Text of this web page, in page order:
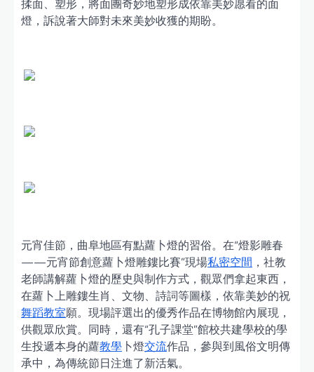
揉面、塑形，將面團奇妙地塑形成依靠美妙愿看的面
燈，訴說著大師對未來美妙收獲的期盼。
元宵佳節，曲阜地區有點蘿卜燈的習俗。在“燈影雕春
——元宵節創意蘿卜燈雕鏤比賽”現場私密空間 ，社教
老師講解蘿卜燈的歷史與制作方式，觀眾們拿起東西，
在蘿卜上雕鏤生肖、文物、詩詞等圖樣，依靠美妙的祝
舞蹈教室願。現場評選出的優秀作品在博物館內展現，
供觀眾欣賞。同時，還有“孔子課堂”館校共建學校的學
生投遞本身的蘿教學 卜燈交流作品，參與到風俗文明傳
承中，為傳統節日注進了新活氣。